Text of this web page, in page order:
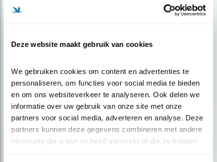
Deze website maakt gebruik van cookies
We gebruiken cookies om content en advertenties te
personaliseren, om functies voor social media te bieden
en om ons websiteverkeer te analyseren. Ook delen we
informatie over uw gebruik van onze site met onze
partners voor social media, adverteren en analyse. Deze
partners kunnen deze gegevens combineren met andere
informatie die u aan ze heeft verstrekt of die ze hebben
Meld je aan en ontvang nieuws, inspiratie, acties en tips
over vogels en activiteiten van Vogelbescherming.